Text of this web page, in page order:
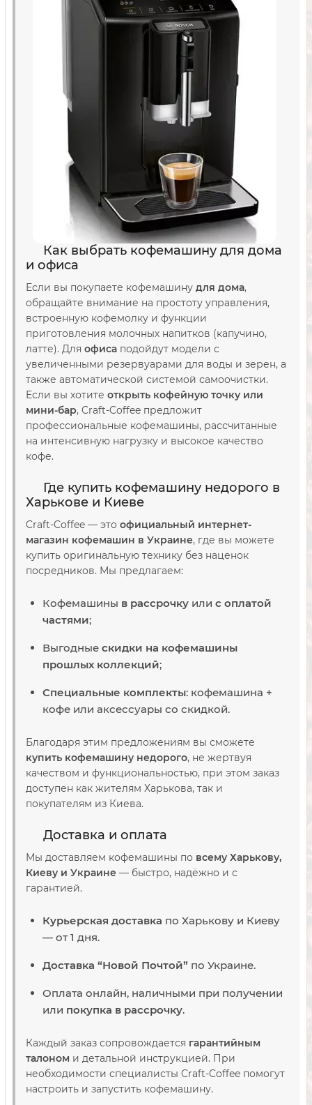
Как выбрать кофемашину для дома
и офиса
Если вы покупаете кофемашину для дома,
обращайте внимание на простоту управления,
встроенную кофемолку и функции
приготовления молочных напитков (капучино,
латте). Для офиса подойдут модели с
увеличенными резервуарами для воды и зерен, а
также автоматической системой самоочистки.
Если вы хотите открыть кофейную точку или
мини-бар, Craft-Coffee предложит
профессиональные кофемашины, рассчитанные
на интенсивную нагрузку и высокое качество
кофе.
Где купить кофемашину недорого в
Харькове и Киеве
Craft-Coffee — это официальный интернет-
магазин кофемашин в Украине, где вы можете
купить оригинальную технику без наценок
посредников. Мы предлагаем:
Кофемашины в рассрочку или с оплатой
частями;
Выгодные скидки на кофемашины
прошлых коллекций;
Специальные комплекты: кофемашина +
кофе или аксессуары со скидкой.
Благодаря этим предложениям вы сможете
купить кофемашину недорого, не жертвуя
качеством и функциональностью, при этом заказ
доступен как жителям Харькова, так и
покупателям из Киева.
Доставка и оплата
Мы доставляем кофемашины по всему Харькову,
Киеву и Украине — быстро, надёжно и с
гарантией.
Курьерская доставка по Харькову и Киеву
— от 1 дня.
Доставка “Новой Почтой” по Украине.
Оплата онлайн, наличными при получении
или покупка в рассрочку.
Каждый заказ сопровождается гарантийным
талоном и детальной инструкцией. При
необходимости специалисты Craft-Coffee помогут
настроить и запустить кофемашину.